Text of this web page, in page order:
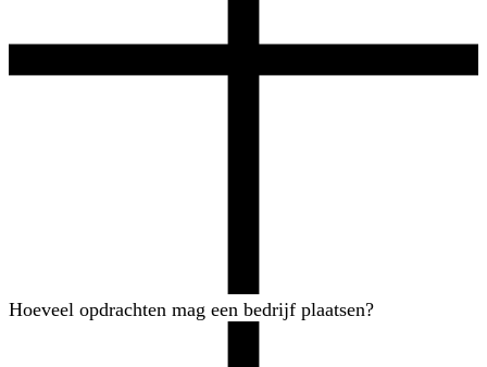
Hoeveel opdrachten mag een bedrijf plaatsen?